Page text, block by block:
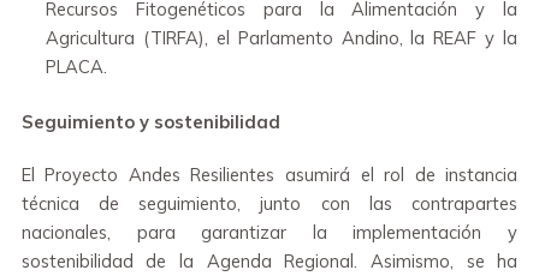
Recursos Fitogenéticos para la Alimentación y la
Agricultura (TIRFA), el Parlamento Andino, la REAF y la
PLACA.
Seguimiento y sostenibilidad
El Proyecto Andes Resilientes asumirá el rol de instancia
técnica de seguimiento, junto con las contrapartes
nacionales, para garantizar la implementación y
sostenibilidad de la Agenda Regional. Asimismo, se ha